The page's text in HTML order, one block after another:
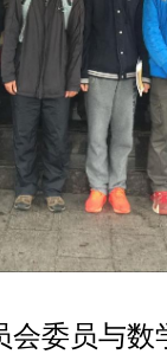
会委员与